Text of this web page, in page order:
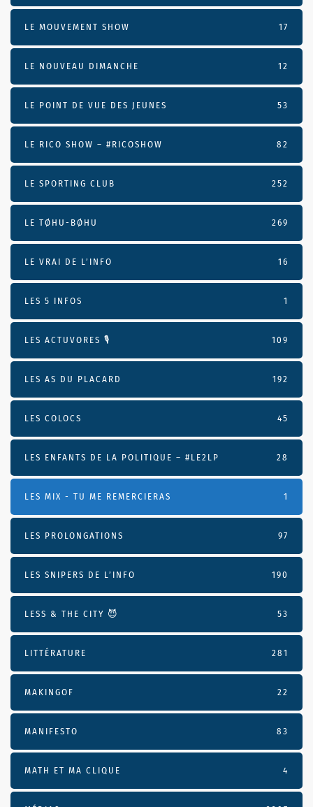
LE MOUVEMENT SHOW 17
LE NOUVEAU DIMANCHE 12
LE POINT DE VUE DES JEUNES 53
LE RICO SHOW – #RICOSHOW 82
LE SPORTING CLUB 252
LE TØHU-BØHU 269
LE VRAI DE L’INFO 16
LES 5 INFOS 1
LES ACTUVORES 🎙 109
LES AS DU PLACARD 192
LES COLOCS 45
LES ENFANTS DE LA POLITIQUE – #LE2LP 28
LES MIX - TU ME REMERCIERAS 1
LES PROLONGATIONS 97
LES SNIPERS DE L’INFO 190
LESS & THE CITY 😈 53
LITTÉRATURE 281
MAKINGOF 22
MANIFESTO 83
MATH ET MA CLIQUE 4